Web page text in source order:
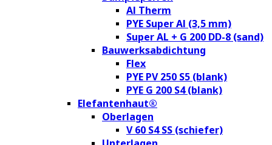
Al Therm
PYE Super Al (3,5 mm)
Super AL + G 200 DD-8 (sand)
Bauwerksabdichtung
Flex
PYE PV 250 S5 (blank)
PYE G 200 S4 (blank)
Elefantenhaut®
Oberlagen
V 60 S4 SS (schiefer)